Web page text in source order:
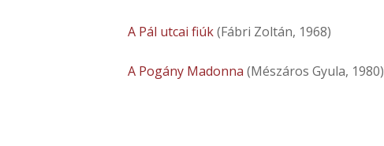
A Pál utcai fiúk(Fábri Zoltán, 1968)
A Pogány Madonna (Mészáros Gyula, 1980)